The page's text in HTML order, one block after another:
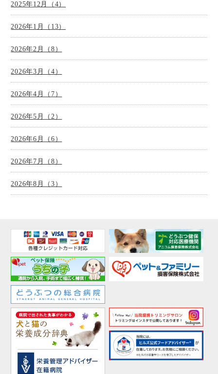
2025年12月（4）
2026年1月（13）
2026年2月（8）
2026年3月（4）
2026年4月（7）
2026年5月（2）
2026年6月（6）
2026年7月（8）
2026年8月（3）